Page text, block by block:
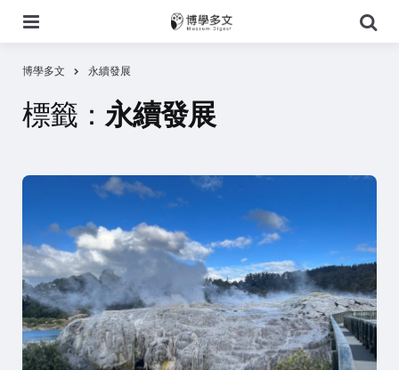
尋
博學多文 永續發展
標籤： 永續發展